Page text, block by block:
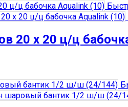
20 х 20 ц/ц